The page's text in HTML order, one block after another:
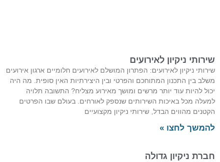
שירותי ניקיון לאירועים
שירותי ניקיון לאירועים: הפתרון המושלם לאירועים חלומיים ארגון אירועים
משלב בין התכנון המתוחכם והפרטי ובין היצירתיות האין סופית. מה היה
יכול להיות עוד יותר מרשים ומושך מאירוע מצליח? התשובה תלויה
למעלה מכל באיכות השירותים שנספק לאורחים. בעולם שבו הפרטים
הקטנים מהווים הבדל, שירותי ניקיון מקצועיים
להמשך לחצו »
חברת ניקיון גדולה